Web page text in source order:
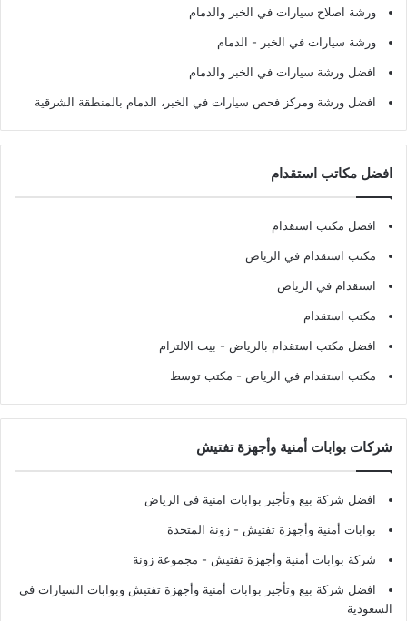
ورشة اصلاح سيارات في الخبر والدمام
ورشة سيارات في الخبر - الدمام
افضل ورشة سيارات في الخبر والدمام
افضل ورشة ومركز فحص سيارات في الخبر، الدمام بالمنطقة الشرقية
افضل مكاتب استقدام
افضل مكتب استقدام
مكتب استقدام في الرياض
استقدام في الرياض
مكتب استقدام
افضل مكتب استقدام بالرياض - بيت الالتزام
مكتب استقدام في الرياض - مكتب توسط
شركات بوابات أمنية وأجهزة تفتيش
افضل شركة بيع وتأجير بوابات امنية في الرياض
بوابات أمنية وأجهزة تفتيش - زونة المتحدة
شركة بوابات أمنية وأجهزة تفتيش - مجموعة زونة
افضل شركة بيع وتأجير بوابات أمنية وأجهزة تفتيش وبوابات السيارات في
السعودية